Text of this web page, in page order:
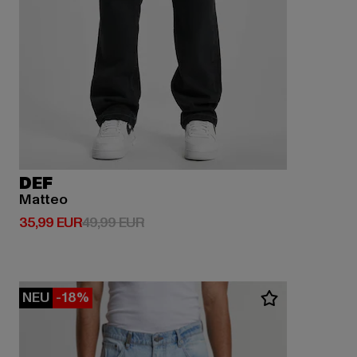
DEF
Matteo
35,99 EUR
Derzeitiger Preis: 35,99 EUR
49,99 EURAktionspreis: 49,99 EUR
NEU -18%